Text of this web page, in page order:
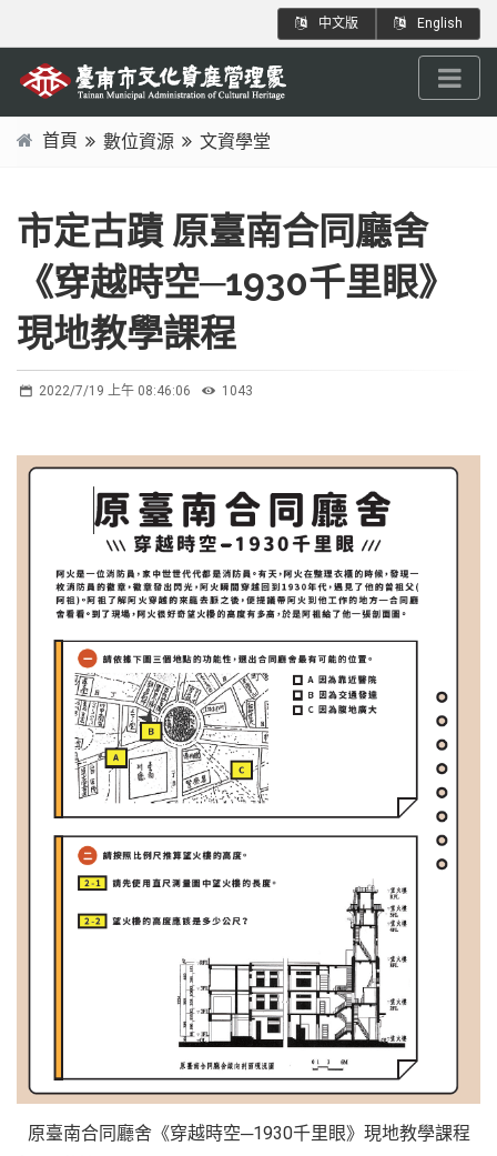
到
主
內
中文版 English
首頁 數位資源
文資學堂
市定古蹟 原臺南合同廳舍
《穿越時空─1930千里眼》
現地教學課程
2022/7/19 上午 08:46:06 1043
原臺南合同廳舍《穿越時空─1930千里眼》現地教學課程